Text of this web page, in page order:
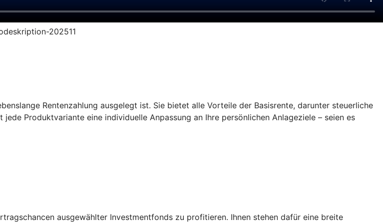
202511
Rentenzahlung ausgelegt ist. Sie bietet alle Vorteile der Basisrente, darunter steuerliche
Produktvariante eine individuelle Anpassung an Ihre persönlichen Anlageziele – seien es
ausgewählter Investmentfonds zu profitieren. Ihnen stehen dafür eine breite